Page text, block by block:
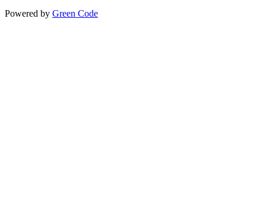
Powered by Green Code